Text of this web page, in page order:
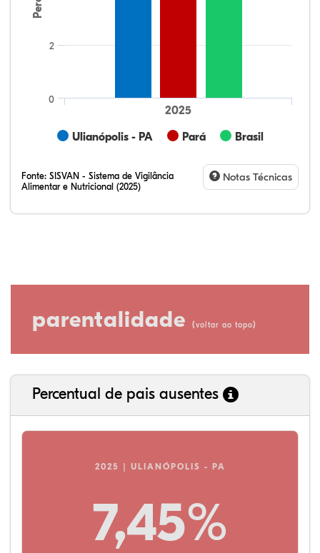
Ulianópolis - PA Pará Brasil
2025
0
2
Fonte: SISVAN - Sistema de Vigilância
Alimentar e Nutricional (2025)
Notas Técnicas
parentalidade (voltar ao topo)
Percentual de pais ausentes
2025 | ULIANÓPOLIS - PA
7,45%